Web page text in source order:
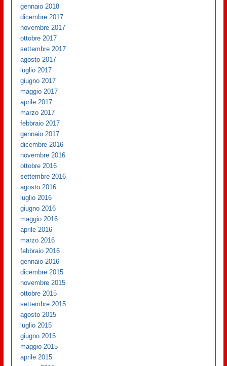
gennaio 2018
dicembre 2017
novembre 2017
ottobre 2017
settembre 2017
agosto 2017
luglio 2017
giugno 2017
maggio 2017
aprile 2017
marzo 2017
febbraio 2017
gennaio 2017
dicembre 2016
novembre 2016
ottobre 2016
settembre 2016
agosto 2016
luglio 2016
giugno 2016
maggio 2016
aprile 2016
marzo 2016
febbraio 2016
gennaio 2016
dicembre 2015
novembre 2015
ottobre 2015
settembre 2015
agosto 2015
luglio 2015
giugno 2015
maggio 2015
aprile 2015